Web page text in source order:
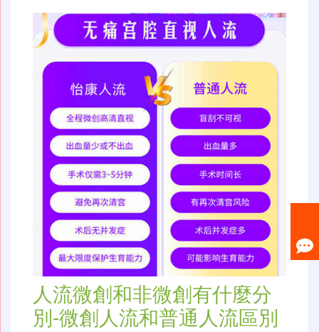
人流微創和非微創有什麼分
別-微創人流和普通人流區別